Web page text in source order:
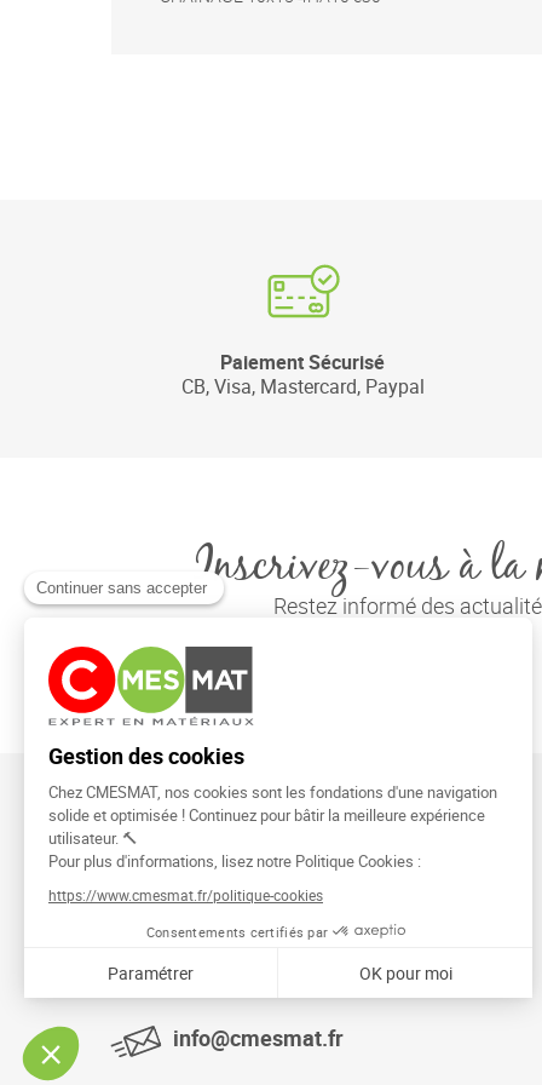
Paiement Sécurisé
CB, Visa, Mastercard, Paypal
Inscrivez-vous à la
Restez informé des
CMESMAT
91026 EVRY COURCOURONNES
info@cmesmat.fr